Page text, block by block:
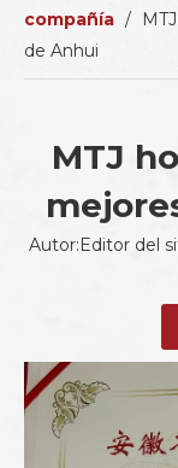
compañía /
de Anhui
MTJ
Autor:Editor del